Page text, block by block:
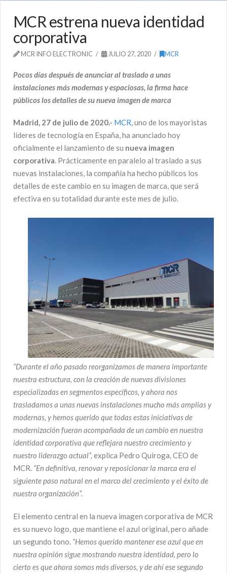
MCR estrena nueva identidad
corporativa
MCR INFO ELECTRONIC JULIO 27, 2020 MCR
Pocos días después de anunciaral traslado a unas
instalaciones más modernas y espaciosas, la firmahace
públicos los detalles de su nueva imagen de marca
Madrid, 27 de julio de 2020.- MCR, uno de los mayoristas
líderes de tecnología en España, ha anunciado hoy
oficialmente el lanzamiento de su nueva imagen
corporativa. Prácticamente en paralelo al traslado a sus
nuevas instalaciones, la compañía ha hecho públicos los
detalles de este cambio en su imagen de marca, que será
efectiva en su totalidad durante este mes de julio.
“Durante el año pasado reorganizamos de manera importante
nuestra estructura, con la creación de nuevasdivisiones
especializadas en segmentos específicos, y ahora nos
trasladamos a unas nuevas instalaciones mucho más amplias y
modernas, y hemosquerido que todas estas iniciativas de
modernización fueran acompañada de un cambio en nuestra
identidad corporativa que reflejara nuestro crecimiento y
nuestro liderazgo actual”, explica Pedro Quiroga, CEO de
MCR. “En definitiva, renovar y reposicionar la marca era el
siguiente paso natural en el marco del crecimiento y el éxito de
nuestra organización”.
El elemento central en la nueva imagen corporativa de MCR
es su nuevo logo, que mantiene el azul original, pero añade
un segundo tono. “Hemos querido mantener ese azul que en
nuestra opinión sigue mostrando nuestra identidad, pero lo
cierto es que ahora somos más diversos, y de ahí ese segundo